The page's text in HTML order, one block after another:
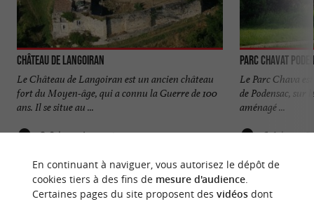
Château de Langoiran
Le Château de Langoiran est un ancien château
fort du Moyen-âge, qui a connu la Guerre de 100
ans. Il se situe au ...
2,9 km - Langoiran
Parc Chavat
Le Parc Chava
de Podensac, sur
aménagé ...
6,1 km -
En continuant à naviguer, vous autorisez le dépôt de
cookies tiers à des fins de mesure d'audience.
Certaines pages du site proposent des vidéosdont